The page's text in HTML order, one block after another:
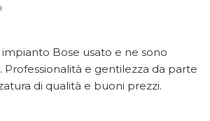
Bose usato e ne sono
Professionalità e gentilezza da parte
di qualità e buoni prezzi.